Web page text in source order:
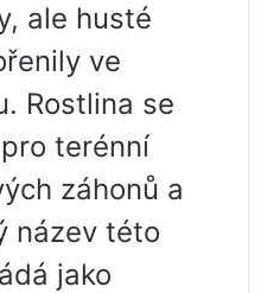
ale husté
ve
Rostlina se
terénní
záhonů a
název této
jako